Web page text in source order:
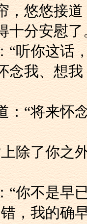
眼帘，悠悠
十分安慰了
道：“听你
念我、想
笑道：“将来
世上除了你
：“你不是
不错，我的